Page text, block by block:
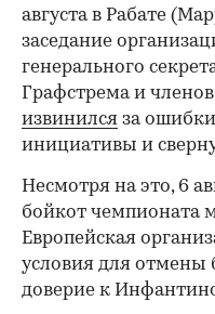
августа в Рабате
заседание
генерального
Графстрема и
извинился за
инициативы и
Несмотря на это, 6
бойкот чемпионата
Европейская
условия для отмены
доверие к